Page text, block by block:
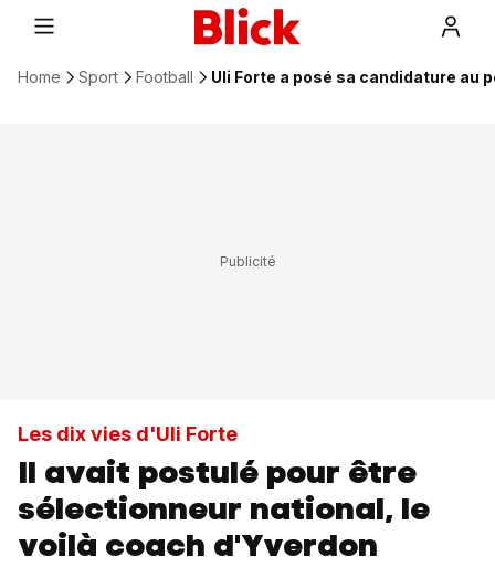
Home Sport Football Uli Forte a posé sa candidature au
Les dix vies d'Uli Forte
Il avait postulé pour être
sélectionneur national, le
voilà coach d'Yverdon